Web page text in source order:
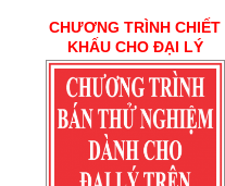
CHƯƠNG TRÌNH CHIẾT
KHẤU CHO ĐẠI LÝ